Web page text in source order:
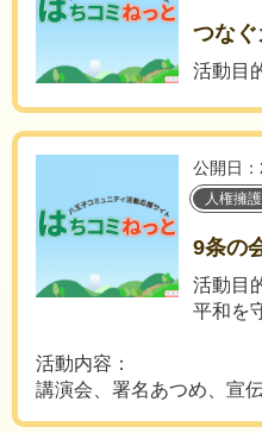
つなぐ
活動目
公開日
人権擁
9条の
活動目
平和を
活動内容：
講演会、署名あつめ、宣